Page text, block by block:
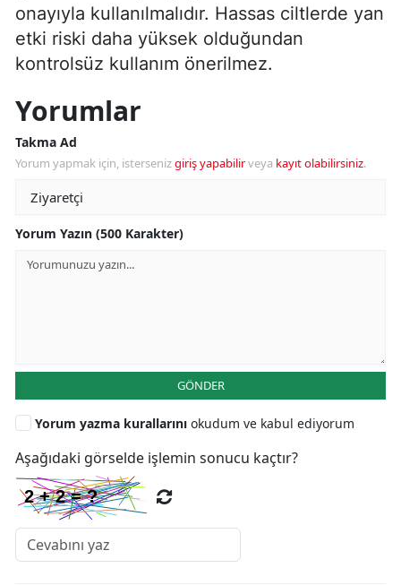
onayıyla kullanılmalıdır. Hassas ciltlerde yan
etki riski daha yüksek olduğundan
kontrolsüz kullanım önerilmez.
Yorumlar
Takma Ad
Yorum yapmak için, istersenizgiriş yapabilirveya kayıt olabilirsiniz.
Yorum Yazın (500 Karakter)
GÖNDER
Yorum yazma kurallarını okudum ve kabul ediyorum
Aşağıdaki görselde işlemin sonucu kaçtır?